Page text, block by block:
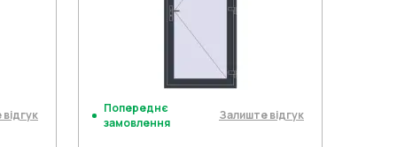
AUTOMATIC) під нажимну ручку
Попереднє
замовлення
Залиште відгук